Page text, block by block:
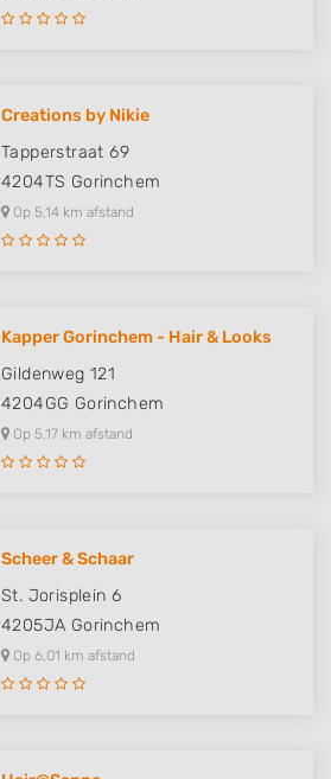
Creations by Nikie
Tapperstraat 69
4204TS Gorinchem
Op 5,14 km afstand
Kapper Gorinchem - Hair & Looks
Gildenweg 121
4204GG Gorinchem
Op 5,17 km afstand
Scheer & Schaar
St. Jorisplein 6
4205JA Gorinchem
Op 6,01 km afstand